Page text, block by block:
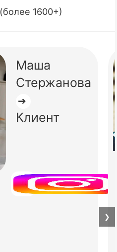
(более 1600+)
Маша
Стержанова
➔
Клиент
❯